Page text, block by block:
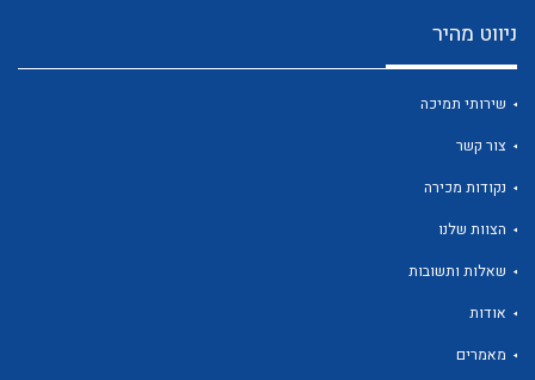
לכל מוצרי היצרן
ניווט מהיר
שירותי תמיכה
צור קשר
נקודות מכירה
הצוות שלנו
שאלות ותשובות
אודות
מאמרים